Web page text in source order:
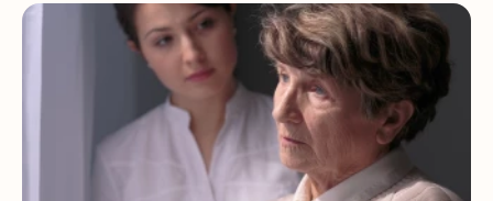
Как сохранить гармонию в доме, несмотря на болезнь